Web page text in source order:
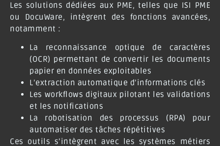
Les solutions dédiées aux PME, telles que ISI PME
ou DocuWare, intègrent des fonctions avancées,
notamment :
La reconnaissance optique de caractères
(OCR) permettant de convertir les documents
papier en données exploitables
L’extraction automatique d’informations clés
Les workflows digitaux pilotant les validations
et les notifications
La robotisation des processus (RPA) pour
automatiser des tâches répétitives
Ces outils s’intègrent avec les systèmes métiers